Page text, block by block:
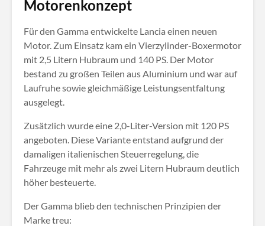
Motorenkonzept
Für den Gamma entwickelte Lancia einen neuen
Motor. Zum Einsatz kam ein Vierzylinder-Boxermotor
mit 2,5 Litern Hubraum und 140 PS. Der Motor
bestand zu großen Teilen aus Aluminium und war auf
Laufruhe sowie gleichmäßige Leistungsentfaltung
ausgelegt.
Zusätzlich wurde eine 2,0-Liter-Version mit 120 PS
angeboten. Diese Variante entstand aufgrund der
damaligen italienischen Steuerregelung, die
Fahrzeuge mit mehr als zwei Litern Hubraum deutlich
höher besteuerte.
Der Gamma blieb den technischen Prinzipien der
Marke treu: